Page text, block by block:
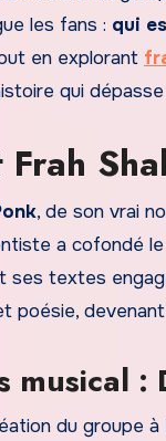
les fans : qui
en explorant
qui
, de son vrai
a cofondé
textes
poésie,
musical
du groupe